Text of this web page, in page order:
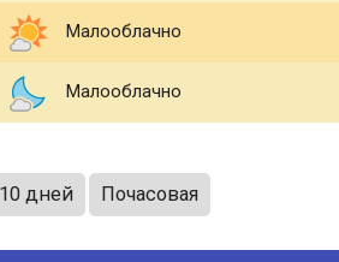
Малооблачно
Малооблачно
10 дней Почасовая